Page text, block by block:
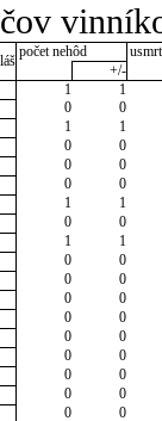
počet nehôd
+/-
1
1
0
0
1
1
0
0
0
0
0
0
1
1
0
0
1
1
0
0
0
0
0
0
0
0
0
0
0
0
0
0
0
0
0
0